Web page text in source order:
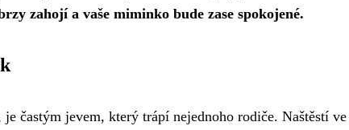
zahojí a vaše miminko bude zase spokojené.
častým jevem, který trápí nejednoho rodiče. Naštěstí ve